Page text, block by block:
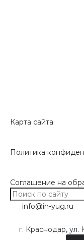
Карта сайта
Политика
Соглашение на
info@in-yug.ru
г. Краснодар, ул.